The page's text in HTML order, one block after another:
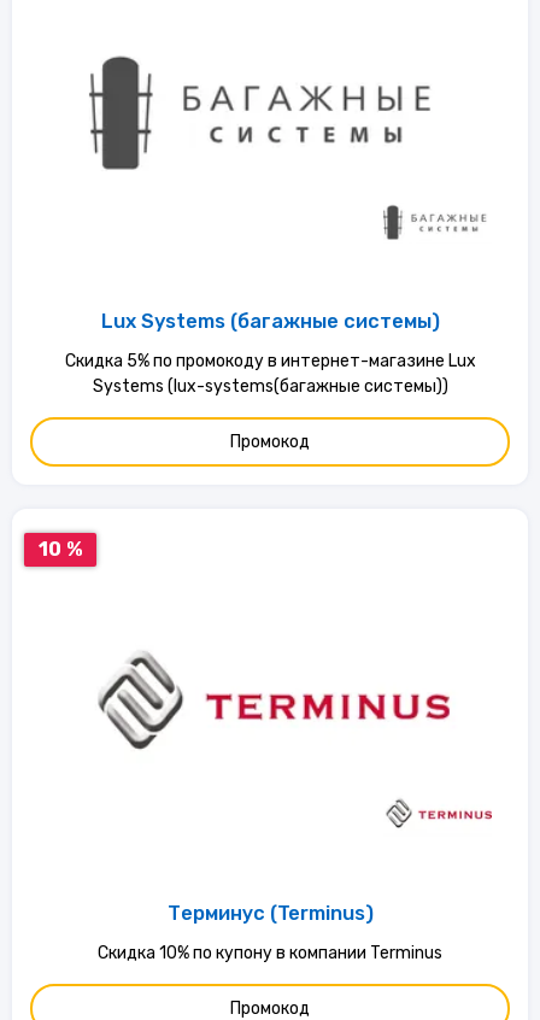
Lux Systems (багажные системы)
Скидка 5% по промокоду в интернет-магазине Lux
Systems (lux-systems(багажные системы))
Промокод
10 %
Терминус (Terminus)
Скидка 10% по купону в компании Terminus
Промокод